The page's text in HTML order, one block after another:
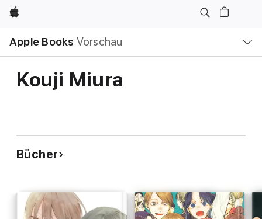
Apple
Apple Books Vorschau
Navigation
Menü
öffnen
Kouji Miura
Bücher